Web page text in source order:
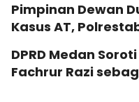
Pimpinan Dewan
Kasus AT,
DPRD Medan
Fachrur Razi